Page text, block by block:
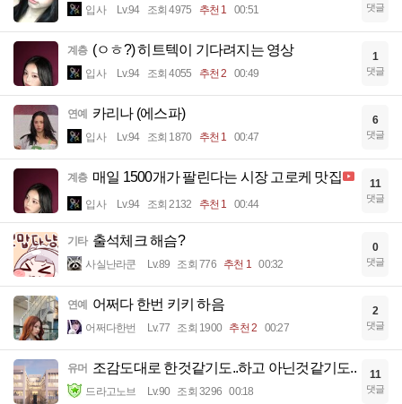
입사 Lv.94 조회 4975 추천 1 00:51 댓글
계층 (ㅇㅎ?) 히트텍이 기다려지는 영상
입사 Lv.94 조회 4055 추천 2 00:49
1
댓글
연예 카리나 (에스파)
입사 Lv.94 조회 1870 추천 1 00:47
6
댓글
계층 매일 1500개가 팔린다는 시장 고로케 맛집
입사 Lv.94 조회 2132 추천 1 00:44
11
댓글
기타 출석체크 해슴?
사실난라쿤 Lv.89 조회 776 추천 1 00:32
0
댓글
연예 어쩌다 한번 키키 하음
어쩌다한번 Lv.77 조회 1900 추천 2 00:27
2
댓글
유머 조감도대로 한것같기도..하고 아닌것같기도..
드라고노브 Lv.90 조회 3296 00:18
11
댓글